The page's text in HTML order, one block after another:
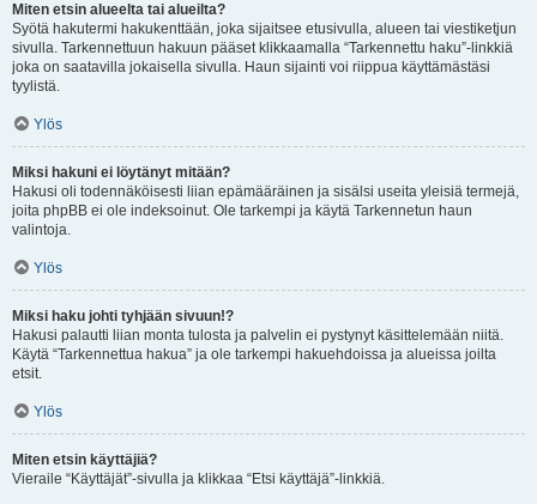
Miten etsin alueelta tai alueilta?
Syötä hakutermi hakukenttään, joka sijaitsee etusivulla, alueen tai viestiketjun
sivulla. Tarkennettuun hakuun pääset klikkaamalla “Tarkennettu haku”-linkkiä
joka on saatavilla jokaisella sivulla. Haun sijainti voi riippua käyttämästäsi
tyylistä.
Ylös
Miksi hakuni ei löytänyt mitään?
Hakusi oli todennäköisesti liian epämääräinen ja sisälsi useita yleisiä termejä,
joita phpBB ei ole indeksoinut. Ole tarkempi ja käytä Tarkennetun haun
valintoja.
Ylös
Miksi haku johti tyhjään sivuun!?
Hakusi palautti liian monta tulosta ja palvelin ei pystynyt käsittelemään niitä.
Käytä “Tarkennettua hakua” ja ole tarkempi hakuehdoissa ja alueissa joilta
etsit.
Ylös
Miten etsin käyttäjiä?
Vieraile “Käyttäjät”-sivulla ja klikkaa “Etsi käyttäjä”-linkkiä.